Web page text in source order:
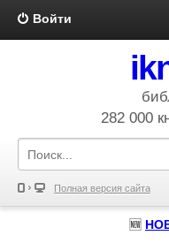
Войти
282 000
Полная версия сайта
🆕